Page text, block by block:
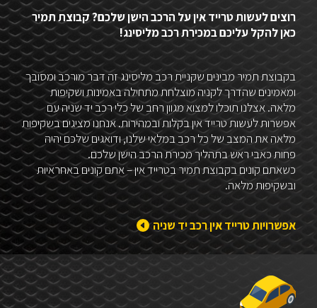
רוצים לעשות טרייד אין על הרכב הישן שלכם? קבוצת תמיר
כאן להקל עליכם במכירת רכב מליסינג!
בקבוצת תמיר מבינים שקניית רכב מליסינג זה דבר מורכב ומסובך
ומאמינים שהדרך לקניה מוצלחת מתחילה באמינות ושקיפות
מלאה. אצלנו תוכלו למצוא מגוון רחב של כלי רכב יד שניה עם
אפשרות לעשות טרייד אין בקלות ובמהירות. אנחנו מציגים בשקיפות
מלאה את המצב של כל רכב במלאי שלנו, ודואגים שלכם יהיה
פחות כאבי ראש בתהליך מכירת הרכב הישן שלכם.
כשאתם קונים בקבוצת תמיר בטרייד אין – אתם קונים באחראיות
ובשקיפות מלאה.
אפשרויות טרייד אין רכב יד שניה